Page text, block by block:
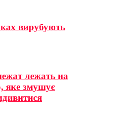
вирубують
лежать на
яке змушує